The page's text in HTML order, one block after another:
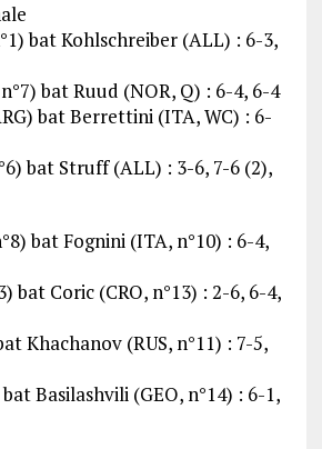
bat Kohlschreiber (ALL) : 6-3,
bat Ruud (NOR, Q) : 6-4, 6-4
bat Berrettini (ITA, WC) : 6-
bat Struff (ALL) : 3-6, 7-6 (2),
bat Fognini (ITA, n°10) : 6-4,
bat Coric (CRO, n°13) : 2-6, 6-4,
Khachanov (RUS, n°11) : 7-5,
Basilashvili (GEO, n°14) : 6-1,